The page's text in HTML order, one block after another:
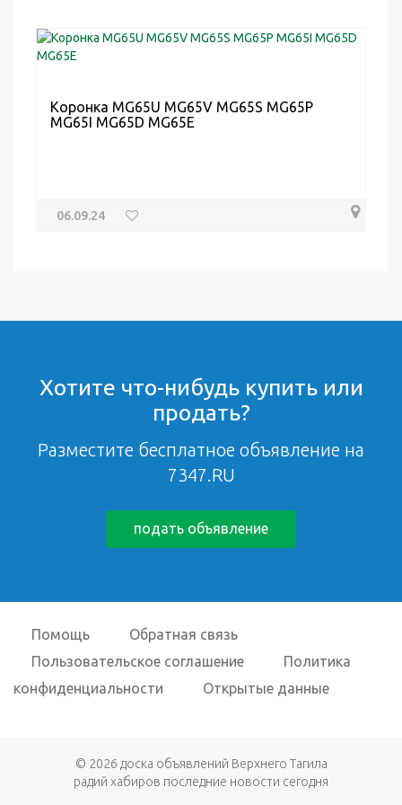
Коронка MG65U MG65V MG65S MG65P
MG65I MG65D MG65E
06.09.24
Хотите что-нибудь купить или
продать?
Разместите бесплатное объявление на
7347.RU
подать объявление
Помощь
Обратная связь
Пользовательское соглашение
Политика
конфиденциальности
Открытые данные
© 2026 доска объявлений Верхнего Тагила
радий хабиров последние новости сегодня